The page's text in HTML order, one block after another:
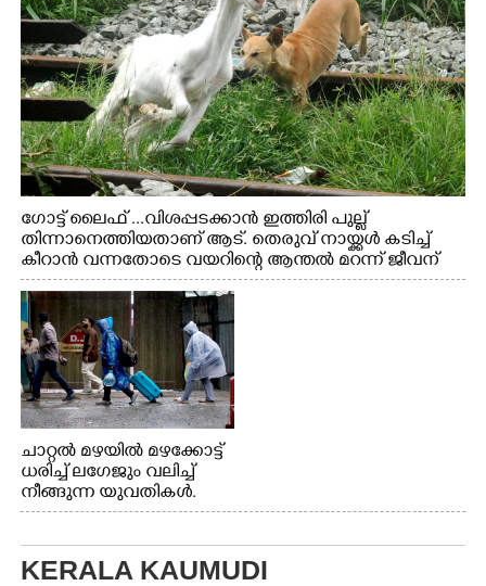
ഗോട്ട് ലൈഫ് ...വിശപ്പടക്കാൻ ഇത്തിരി പുല്ല്
തിന്നാനെത്തിയതാണ് ആട്. തെരുവ് നായ്ക്കൾ കടിച്ച്
കീറാൻ വന്നതോടെ വയറിന്റെ ആന്തൽ മറന്ന് ജീവന്
വേണ്ടിയായി ഓട്ടം. എറണാകുളം വാത്തുരുത്തിയിൽ
നിന്നുള്ള കാഴ്ച
ചാറ്റൽ മഴയിൽ മഴക്കോട്ട്
ധരിച്ച് ലഗേജും വലിച്ച്
നീങ്ങുന്ന യുവതികൾ.
എറണാകുളം മേനകയിൽ
KERALA KAUMUDI